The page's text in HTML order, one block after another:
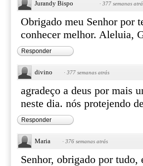
Jurandy Bispo · 377 semanas
Obrigado meu Senhor por
conhecer melhor. Aleluia,
Responder
divino · 377 semanas atrás
agradeço a deus por mais
neste dia. nós protejendo
Responder
Maria · 376 semanas atrás
Senhor, obrigado por tudo,